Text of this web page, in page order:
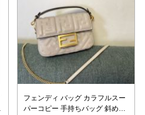
フェンディ バッグ カラフルスー
パーコピー 手持ちバッグ 斜め掛